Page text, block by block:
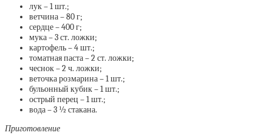
лук – 1 шт.;
ветчина – 80 г;
сердце – 400 г;
мука – 3 ст. ложки;
картофель – 4 шт.;
томатная паста – 2 ст. ложки;
чеснок – 2 ч. ложки;
веточка розмарина – 1 шт.;
бульонный кубик – 1 шт.;
острый перец – 1 шт.;
вода – 3 ½ стакана.
Приготовление